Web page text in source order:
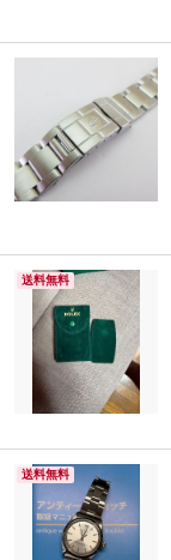
送料無料
送料無料